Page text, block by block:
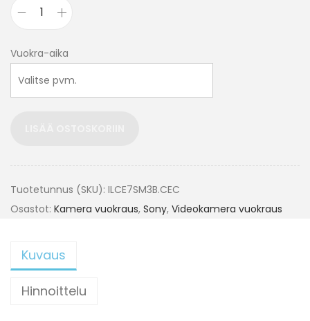
Vuokra-aika
Tuotetunnus (SKU): ILCE7SM3B.CEC
Osastot: Kamera vuokraus, Sony, Videokamera vuokraus
Kuvaus
Hinnoittelu